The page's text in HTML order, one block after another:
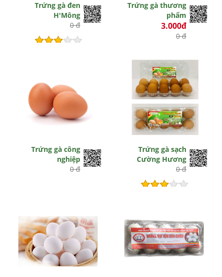
Trứng gà đen
H'Mông
0 đ
Trứng gà thương
phẩm
3.000đ
0 đ
Trứng gà công
nghiệp
0 đ
Trứng gà sạch
Cường Hương
0 đ